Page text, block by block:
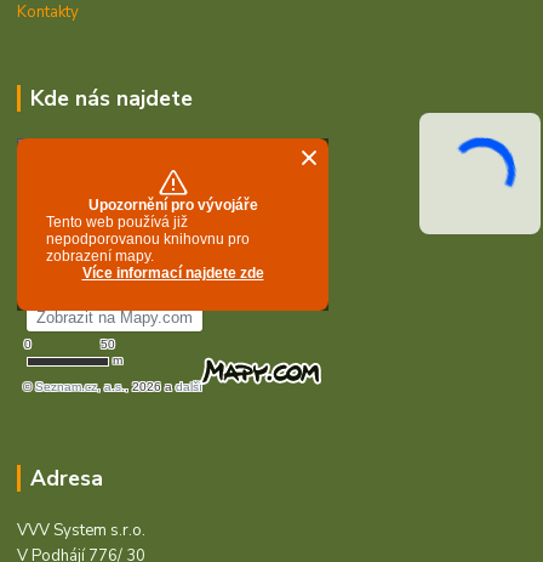
Kontakty
Kde nás najdete
Adresa
VVV System s.r.o.
V Podhájí 776/ 30